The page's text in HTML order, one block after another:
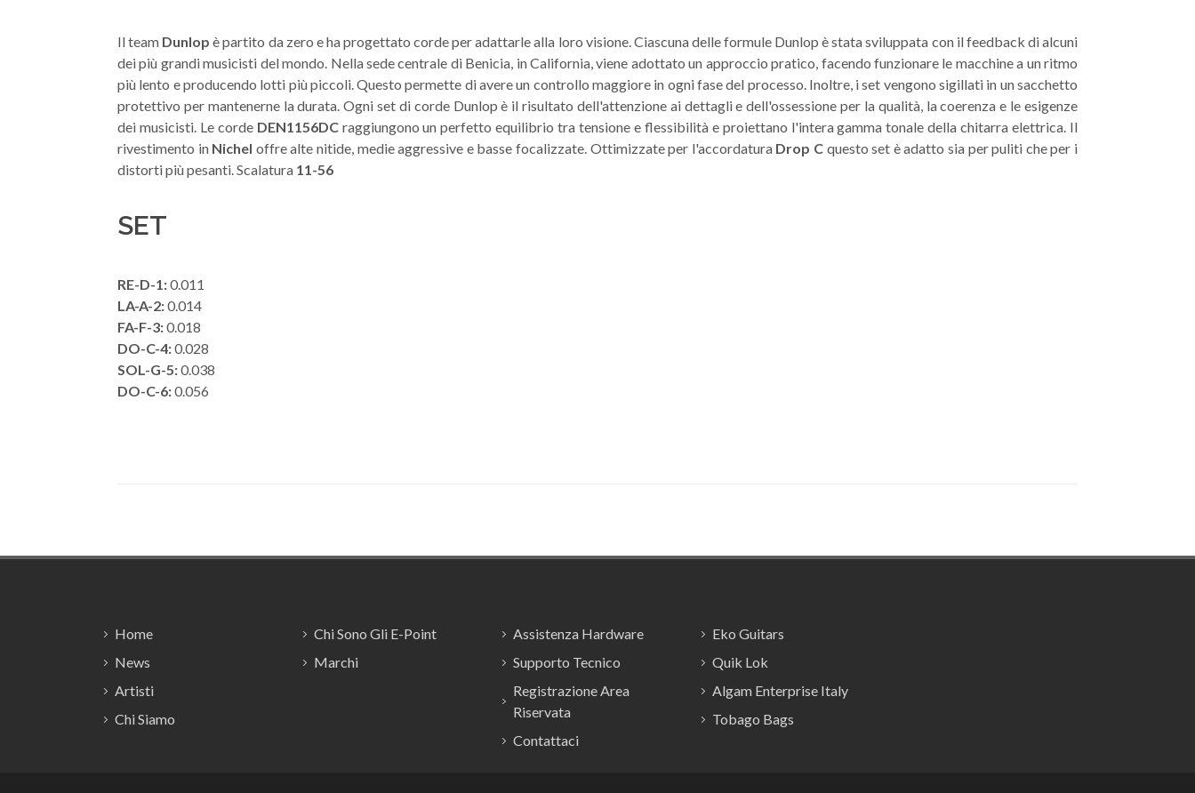
Il team Dunlop è partito da zero e ha progettato corde per adattarle alla loro visione. Ciascuna delle formule Dunlop è stata sviluppata con il feedback di alcuni
dei più grandi musicisti del mondo. Nella sede centrale di Benicia, in California, viene adottato un approccio pratico, facendo funzionare le macchine a un ritmo
più lento e producendo lotti più piccoli. Questo permette di avere un controllo maggiore in ogni fase del processo. Inoltre, i set vengono sigillati in un sacchetto
protettivo per mantenerne la durata. Ogni set di corde Dunlop è il risultato dell'attenzione ai dettagli e dell'ossessione per la qualità, la coerenza e le esigenze
dei musicisti. Le corde DEN1156DCraggiungono un perfetto equilibrio tra tensione e flessibilità e proiettano l'intera gamma tonale della chitarra elettrica. Il
rivestimento in Nichel offre alte nitide, medie aggressive e basse focalizzate. Ottimizzate per l'accordatura Drop C questo set è adatto sia per puliti che per i
distorti più pesanti. Scalatura 11-56
SET
RE-D-1:0.011
LA-A-2:0.014
FA-F-3:0.018
DO-C-4:0.028
SOL-G-5:0.038
DO-C-6:0.056
Home
News
Artisti
Chi Siamo
Chi Sono Gli E-Point
Marchi
Assistenza Hardware
Supporto Tecnico
Registrazione Area
Riservata
Contattaci
Eko Guitars
Quik Lok
Algam Enterprise Italy
Tobago Bags